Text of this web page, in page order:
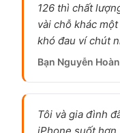
126 thì chất
vài chỗ khác
khó đau ví chút
Bạn Nguyễn
Tôi và gia đình